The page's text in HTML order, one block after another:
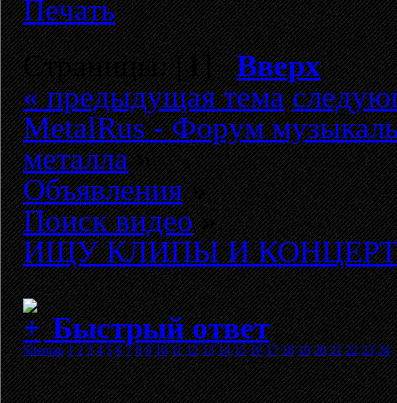
Печать
Страницы: [1]Вверх
« предыдущая тема
MetalRus - Форум
металла»
Объявления»
Поиск видео»
ИЩУ КЛИПЫ И
Быстрый ответ
Sitemap 1 2 3 4 5 6 7 8 9 10 11 12 13 14 15 16 17 18 19 20 21 22 23 24